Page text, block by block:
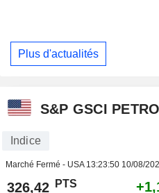
Plus d'actualités
S&P GSCI
Indice
Marché Fermé - USA 13:23:50 10/08/
326,42 PTS